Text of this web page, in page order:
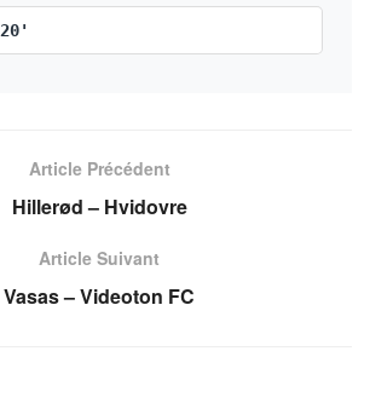
20'
Article Précédent
Hillerød – Hvidovre
Article Suivant
Vasas – Videoton FC